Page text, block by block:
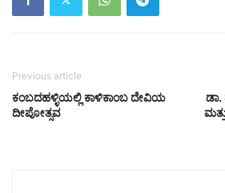
Previous article
ಕಂಬದಹಳ್ಳಿಯಲ್ಲಿ ಕಾಳಿಕಾಂಬ ದೇವಿಯ
ದೀಪೋತ್ಸವ
ಡಾ.